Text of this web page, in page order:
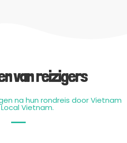
van reizigers
na hun rondreis door Vietnam
Vietnam.